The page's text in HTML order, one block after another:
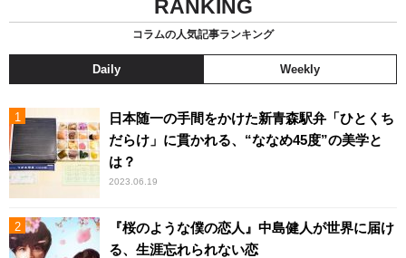
RANKING
コラムの人気記事ランキング
Daily Weekly
日本随一の手間をかけた新青森駅弁「ひとくち
だらけ」に貫かれる、“ななめ45度”の美学と
は？
2023.06.19
『桜のような僕の恋人』中島健人が世界に届け
る、生涯忘れられない恋